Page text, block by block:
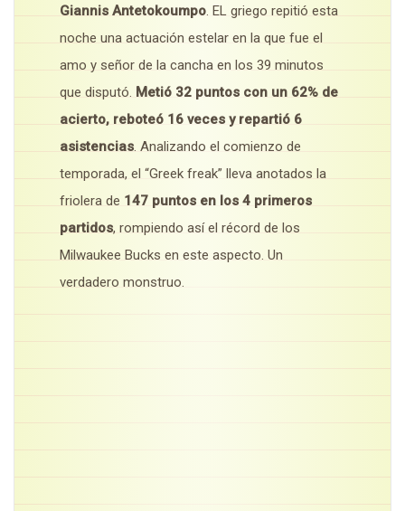
Giannis Antetokoumpo. EL griego repitió esta
noche una actuación estelar en la que fue el
amo y señor de la cancha en los 39 minutos
que disputó. Metió 32 puntos con un 62% de
acierto, reboteó 16 veces y repartió 6
asistencias. Analizando el comienzo de
temporada, el “Greek freak” lleva anotados la
friolera de 147 puntos en los 4 primeros
partidos, rompiendo así el récord de los
Milwaukee Bucks en este aspecto. Un
verdadero monstruo.